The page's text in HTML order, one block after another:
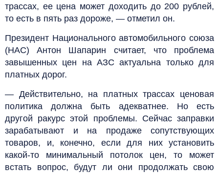
трассах, ее цена может доходить до 200 рублей,
то есть в пять раз дороже, — отметил он.
Президент Национального автомобильного союза
(НАС) Антон Шапарин считает, что проблема
завышенных цен на АЗС актуальна только для
платных дорог.
— Действительно, на платных трассах ценовая
политика должна быть адекватнее. Но есть
другой ракурс этой проблемы. Сейчас заправки
зарабатывают и на продаже сопутствующих
товаров, и, конечно, если для них установить
какой-то минимальный потолок цен, то может
встать вопрос, будут ли они продолжать свою